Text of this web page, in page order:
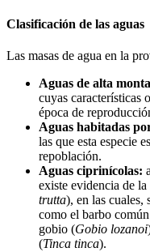
Clasificación de las aguas
Las masas de agua en la
Aguas de alta
cuyas características
época de
Aguas habitadas
las que esta especie
repoblación.
Aguas ciprinícolas:
existe evidencia de
trutta), en las cuales,
como el barbo
gobio (Gobio lozanoi
(Tinca tinca).